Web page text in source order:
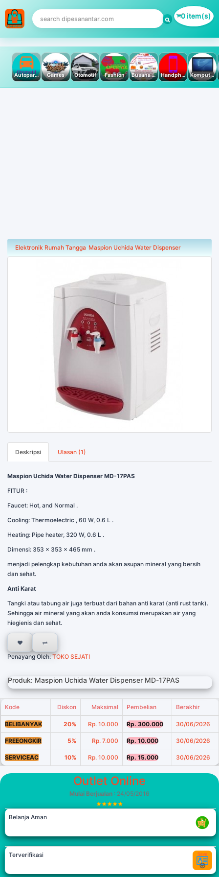
0 item(s)
Autoparts Games Otomotif Fashion Busana Muslim Handphone & Tablet Komputer PC & Laptop
Elektronik Rumah Tangga Maspion Uchida Water Dispenser
Deskripsi Ulasan (1)
Maspion Uchida Water Dispenser MD-17PAS
FITUR :
Faucet: Hot, and Normal .
Cooling: Thermoelectric , 60 W, 0.6 L .
Heating: Pipe heater, 320 W, 0.6 L .
Dimensi: 353 x 353 x 465 mm .
menjadi pelengkap kebutuhan anda akan asupan mineral yang bersih
dan sehat.
Anti Karat
Tangki atau tabung air juga terbuat dari bahan anti karat (anti rust tank).
Sehingga air mineral yang akan anda konsumsi merupakan air yang
hiegienis dan sehat.
Penayang Oleh:TOKO SEJATI
Produk: Maspion Uchida Water Dispenser MD-17PAS
Kode Diskon Maksimal Pembelian Berakhir
BELIBANYAK 20% Rp. 10.000 Rp. 300.000 30/06/2026
FREEONGKIR 5% Rp. 7.000 Rp. 10.000 30/06/2026
SERVICEAC 10% Rp. 10.000 Rp. 15.000 30/06/2026
Outlet Online
Mulai Berjualan : 24/05/2016
Belanja Aman
Terverifikasi